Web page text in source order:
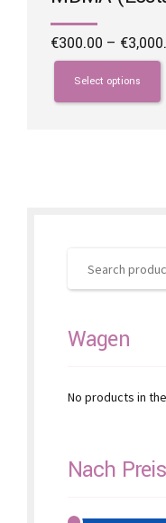
€300.00 – €
Select options
This
product
has
product
Wagen
No products in
Nach